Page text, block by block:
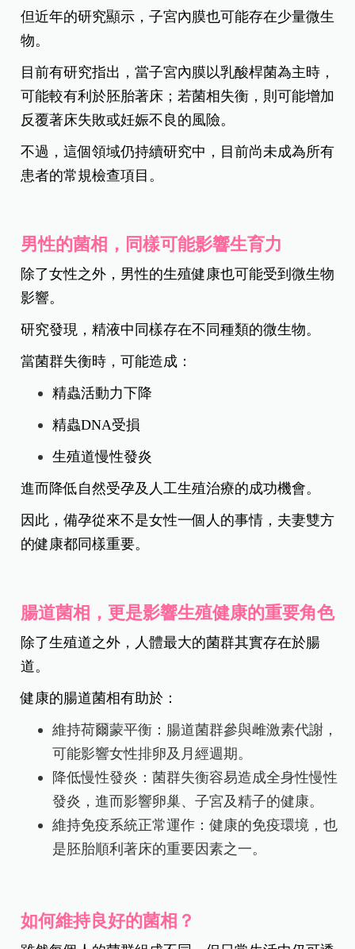
但近年的研究顯示，子宮內膜也可能存在少量微生
物。
目前有研究指出，當子宮內膜以乳酸桿菌為主時，
可能較有利於胚胎著床；若菌相失衡，則可能增加
反覆著床失敗或妊娠不良的風險。
不過，這個領域仍持續研究中，目前尚未成為所有
患者的常規檢查項目。
男性的菌相，同樣可能影響生育力
除了女性之外，男性的生殖健康也可能受到微生物
影響。
研究發現，精液中同樣存在不同種類的微生物。
當菌群失衡時，可能造成：
精蟲活動力下降
精蟲DNA受損
生殖道慢性發炎
進而降低自然受孕及人工生殖治療的成功機會。
因此，備孕從來不是女性一個人的事情，夫妻雙方
的健康都同樣重要。
腸道菌相，更是影響生殖健康的重要角色
除了生殖道之外，人體最大的菌群其實存在於腸
道。
健康的腸道菌相有助於：
維持荷爾蒙平衡： 腸道菌群參與雌激素代謝，
可能影響女性排卵及月經週期。
降低慢性發炎：菌群失衡容易造成全身性慢性
發炎，進而影響卵巢、子宮及精子的健康。
維持免疫系統正常運作：健康的免疫環境，也
是胚胎順利著床的重要因素之一。
如何維持良好的菌相？